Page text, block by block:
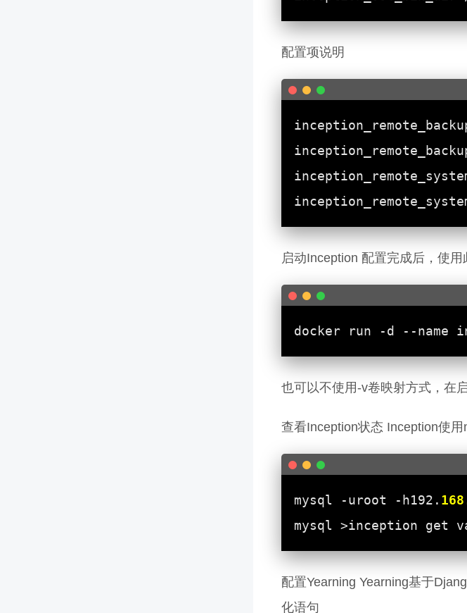
配置项说明
启动Inception 配置完成后，使
也可以不使用-v卷映射方式，在
查看Inception状态 Inception使
mysql -uroot -h192.
配置Yearning Yearning基于
化语句